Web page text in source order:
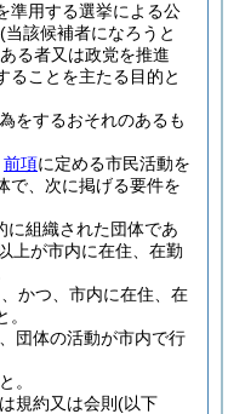
準用する選挙による公
(当該候補者になろうと
る者又は政党を推進
ることを主たる目的と
をするおそれのあるも
前項に定める市民活動を
で、次に掲げる要件を
に組織された団体であ
上が市内に在住、在勤
かつ、市内に在住、在
団体の活動が市内で行
。
規約又は会則 (以下